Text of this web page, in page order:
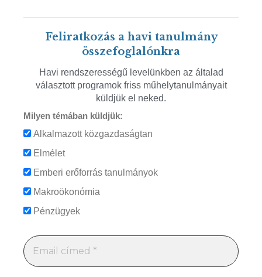
Feliratkozás a havi tanulmány
összefoglalónkra
Havi rendszerességű levelünkben az általad
választott programok friss műhelytanulmányait
küldjük el neked.
Milyen témában küldjük:
Alkalmazott közgazdaságtan
Elmélet
Emberi erőforrás tanulmányok
Makroökonómia
Pénzügyek